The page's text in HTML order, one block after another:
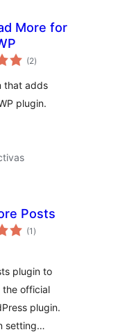
More for
(2valoraciones
en
)
that adds
plugin.
Posts
(1 valoraciones
en
)
plugin to
the official
plugin.
setting…